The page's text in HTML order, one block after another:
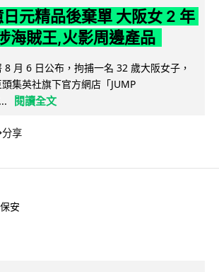
元精品後棄單 大阪女 2 年
海賊王,火影周邊產品
8 月 6 日公布，拘捕一名 32 歲大阪女子，
集英社旗下官方網店「JUMP
閱讀全文
分享
安